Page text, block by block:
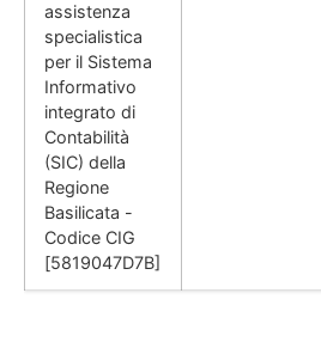
assistenza
specialistica
per il Sistema
Informativo
integrato di
Contabilità
(SIC) della
Regione
Basilicata -
Codice CIG
[5819047D7B]